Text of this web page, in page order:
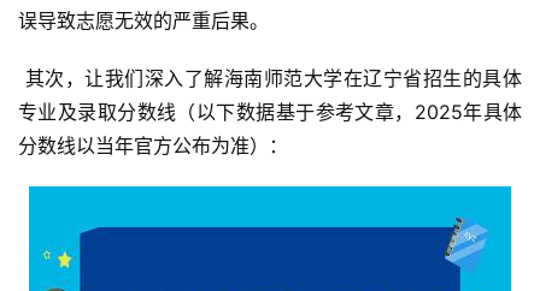
误导致志愿无效的严重后果。
专业及录取分数线（以下数据基于参考文章，2025年具体
分数线以当年官方公布为准）：